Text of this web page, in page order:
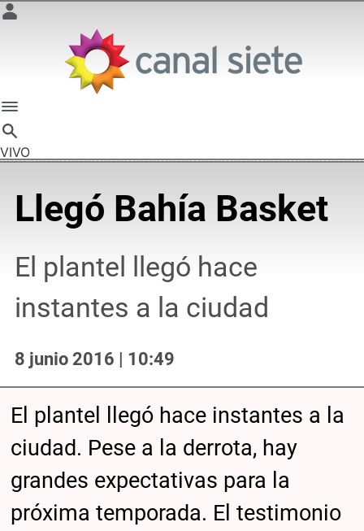
VIVO
Llegó Bahía Basket
El plantel llegó hace
instantes a la ciudad
8 junio 2016 | 10:49
El plantel llegó hace instantes a la
ciudad. Pese a la derrota, hay
grandes expectativas para la
próxima temporada. El testimonio